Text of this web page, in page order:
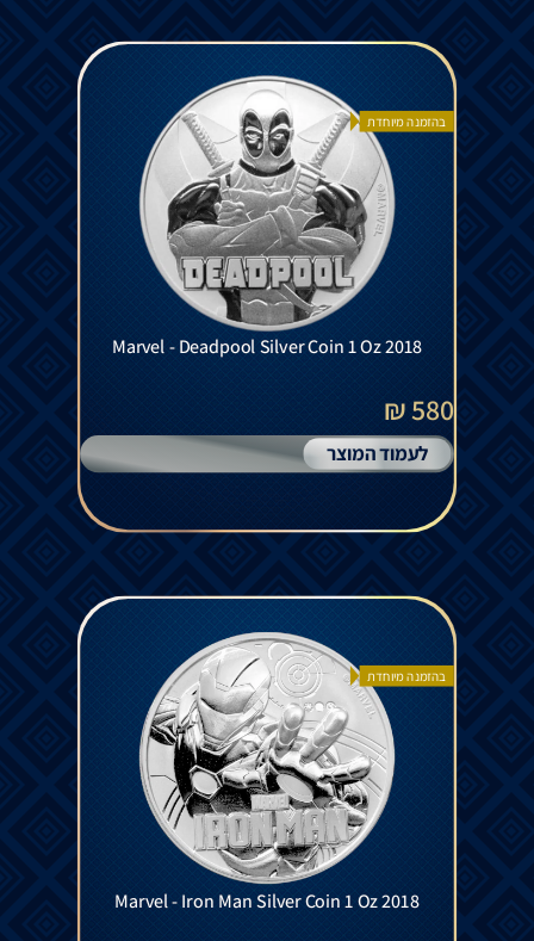
בהזמנה מיוחדת
Marvel - Deadpool Silver Coin 1 Oz 2018
580 ₪
לעמוד המוצר
בהזמנה מיוחדת
Marvel - Iron Man Silver Coin 1 Oz 2018